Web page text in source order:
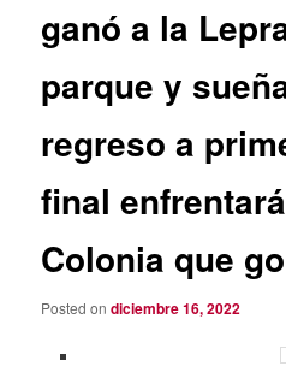
ganó a la
parque y
regreso a
final
Colonia que
Posted ondiciembre 16, 2022